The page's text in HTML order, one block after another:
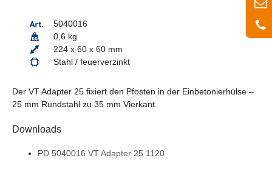
5040016
0,6 kg
224 x 60 x 60 mm
Stahl / feuerverzinkt
Der VT Adapter 25 fixiert den Pfosten in der Einbetonierhülse –
25 mm Rundstahl zu 35 mm Vierkant.
Downloads
PD 5040016 VT Adapter 25 1120